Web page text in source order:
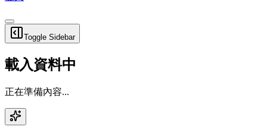
Toggle Sidebar
載入資料中
正在準備內容...